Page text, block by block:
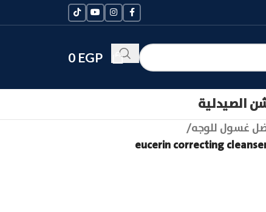
0 EGP
الصيدلية
غسول للوجه/